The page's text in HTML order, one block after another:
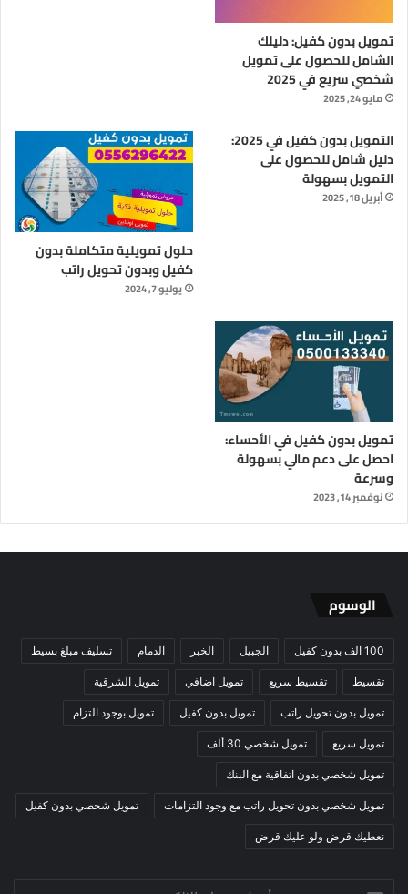
تمويل بدون كفيل: دليلك
الشامل للحصول على تمويل
شخصي سريع في 2025
مايو 24, 2025
التمويل بدون كفيل في 2025:
دليل شامل للحصول على
التمويل بسهولة
أبريل 18, 2025
حلول تمويلية متكاملة بدون
كفيل وبدون تحويل راتب
يوليو 7, 2024
تمويل بدون كفيل في الأحساء:
احصل على دعم مالي بسهولة
وسرعة
نوفمبر 14, 2023
الوسوم
100 الف بدون كفيل الجبيل الخبر الدمام تسليف مبلغ بسيط
تقسيط تقسيط سريع تمويل اضافي تمويل الشرقية
تمويل بدون تحويل راتب تمويل بدون كفيل تمويل بوجود التزام
تمويل سريع تمويل شخصي 30 ألف
تمويل شخصي بدون اتفاقية مع البنك
تمويل شخصي بدون تحويل راتب مع وجود التزامات تمويل شخصي بدون كفيل
نعطيك قرض ولو عليك قرض